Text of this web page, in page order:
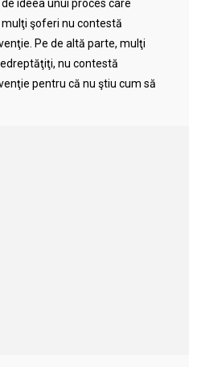
ideea unui proces care
şoferi nu contestă
Pe de altă parte, mulţi
nu contestă
pentru că nu ştiu cum să